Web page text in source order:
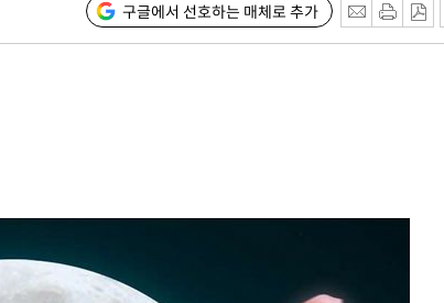
구글에서 선호하는 매체로 추가